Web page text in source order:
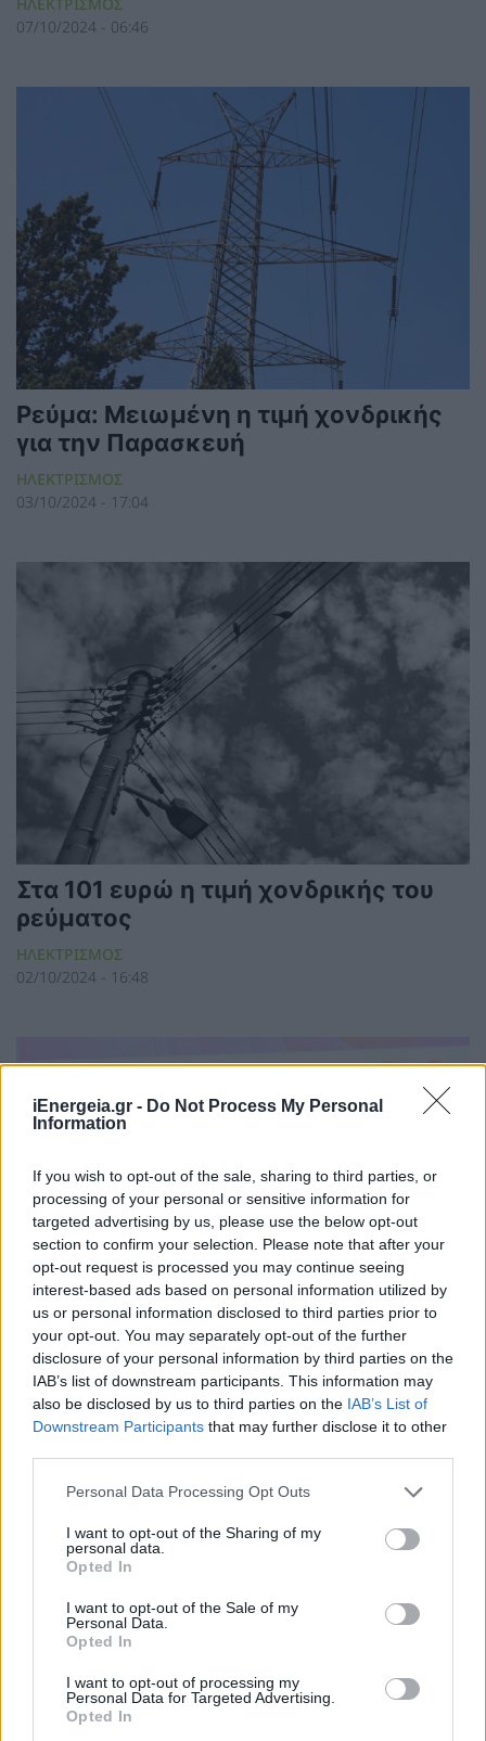
iEnergeia.gr - Do Not Process My Personal
Information
If you wish to opt-out of the sale, sharing to third parties, or
processing of your personal or sensitive information for
targeted advertising by us, please use the below opt-out
section to confirm your selection. Please note that after your
opt-out request is processed you may continue seeing
interest-based ads based on personal information utilized by
us or personal information disclosed to third parties prior to
your opt-out. You may separately opt-out of the further
disclosure of your personal information by third parties on the
IAB’s list of downstream participants. This information may
also be disclosed by us to third parties on the IAB’s List of
Downstream Participants that may further disclose it to other
Personal Data Processing Opt Outs
I want to opt-out of the Sharing of my
personal data.
Opted In
I want to opt-out of the Sale of my
Personal Data.
Opted In
I want to opt-out of processing my
Personal Data for Targeted Advertising.
Opted In
07/10/2024 - 06:46
Ρεύμα: Μειωμένη η τιμή χονδρικής
για την Παρασκευή
ΗΛΕΚΤΡΙΣΜΟΣ
03/10/2024 - 17:04
Στα 101 ευρώ η τιμή χονδρικής του
ρεύματος
ΗΛΕΚΤΡΙΣΜΟΣ
02/10/2024 - 16:48
Σκυλακάκης: Οι τιμές του ρεύματος
θα πέσουν τους επόμενους μήνες
ΠΟΛΙΤΙΚΗ